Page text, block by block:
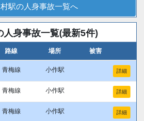
駅の人身事故一覧へ
人身事故一覧(最新5件)
路線 場所 被害
青梅線 小作駅 詳細
青梅線 小作駅 詳細
青梅線 小作駅 詳細